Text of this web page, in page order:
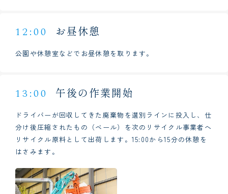
12:00 お昼休憩
公園や休憩室などでお昼休憩を取ります。
13:00 午後の作業開始
ドライバーが回収してきた廃棄物を選別ラインに投入し、仕
分け後圧縮されたもの（ベール）を次のリサイクル事業者へ
リサイクル原料として出荷します。 15:00から15分の休憩を
はさみます。